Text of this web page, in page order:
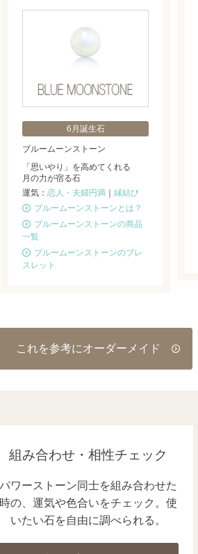
6月誕生石
ブルームーンストーン
「思いやり」を高めてくれる
月の力が宿る石
運気： 恋人・夫婦円満
縁結び
ブルームーンストーンとは？
ブルームーンストーンの商品
一覧
ブルームーンストーンのブレ
スレット
これを参考にオーダーメイド
組み合わせ・相性チェック
パワーストーン同士を組み合わせた
時の、運気や色合いをチェック。使
いたい石を自由に調べられる。